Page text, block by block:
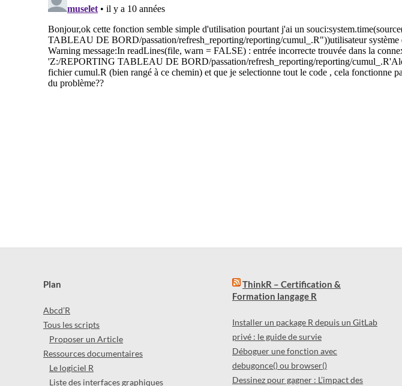
Plan
Abcd’R
Tous les scripts
Proposer un Article
Ressources documentaires
Le logiciel R
Liste des interfaces graphiques
ThinkR – Certification &
Formation langage R
Installer un package R depuis un GitLab
privé : le guide de survie
Déboguer une fonction avec
debugonce() ou browser()
Dessinez pour gagner : L’impact des